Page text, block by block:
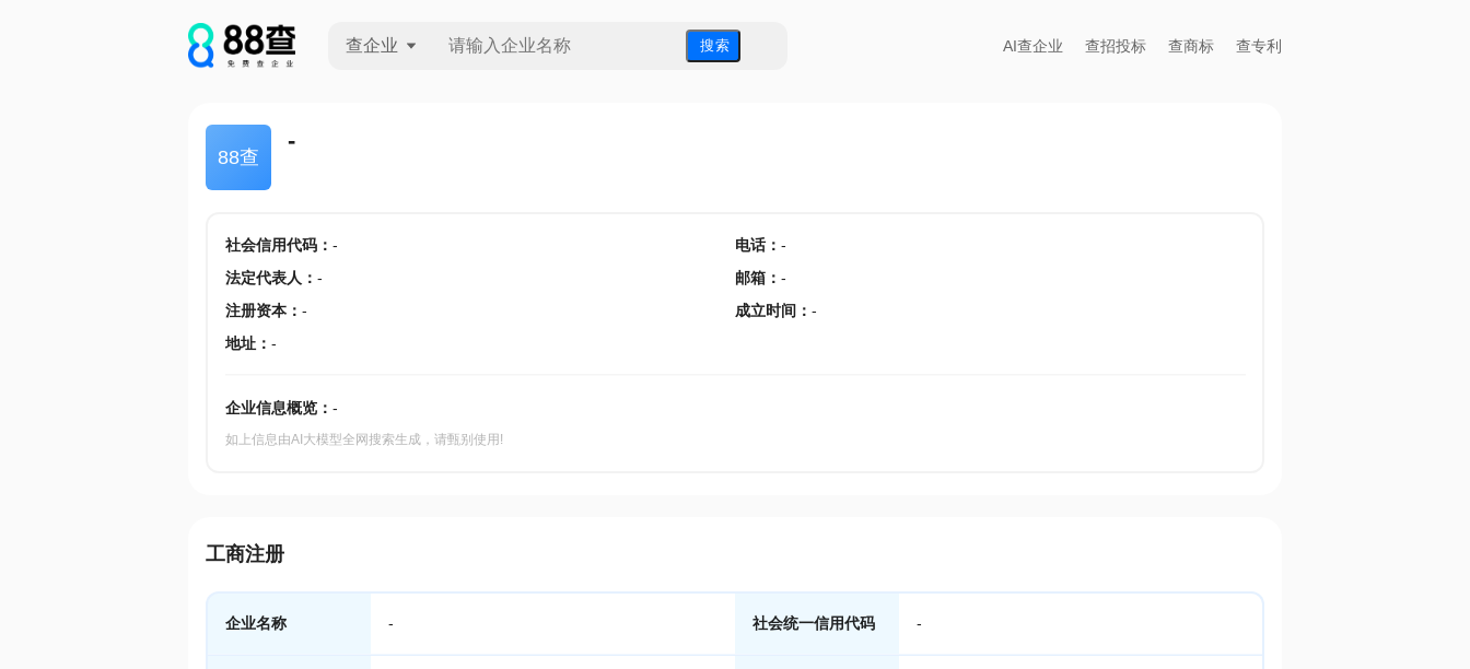
查企业 搜 索 AI查企业 查招投标 查商标 查专利
88查
-
社会信用代码： - 电话： -
法定代表人 ： - 邮箱 ： -
注册资本： - 成立时间 ： -
地址： -
企业信息概览： -
如上信息由AI大模型全网搜索生成，请甄别使用!
工商注册
企业名称 - 社会统一信用代码 -